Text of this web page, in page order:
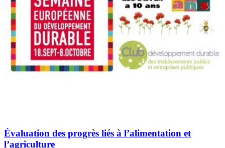
Évaluation des progrès liés à l’alimentation et
l’agriculture